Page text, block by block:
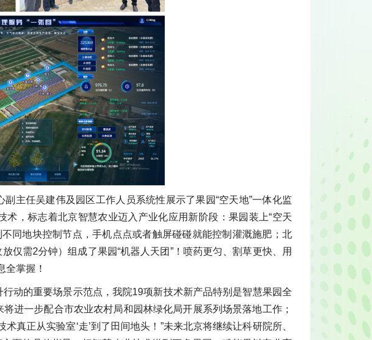
主任吴建伟及园区工作人员系统性展示了果园“空天地”一体化监
，标志着北京智慧农业迈入产业化应用新阶段：果园装上“空天
同地块控制节点，手机点点或者触屏碰碰就能控制灌溉施肥‌；北
仅需2分钟）组成了果园“机器人天团”！喷药更匀、割草更快、用
全掌握！
动的重要场景示范点，我院19项新技术新产品特别是智慧果园全
进一步配合市农业农村局和园林绿化局开展系列场景落地工作；
真正从实验室‘走’到了田间地头！”未来北京将继续让科研院所、